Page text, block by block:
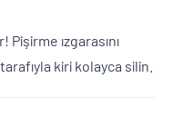
ızgarasını
kiri kolayca silin.